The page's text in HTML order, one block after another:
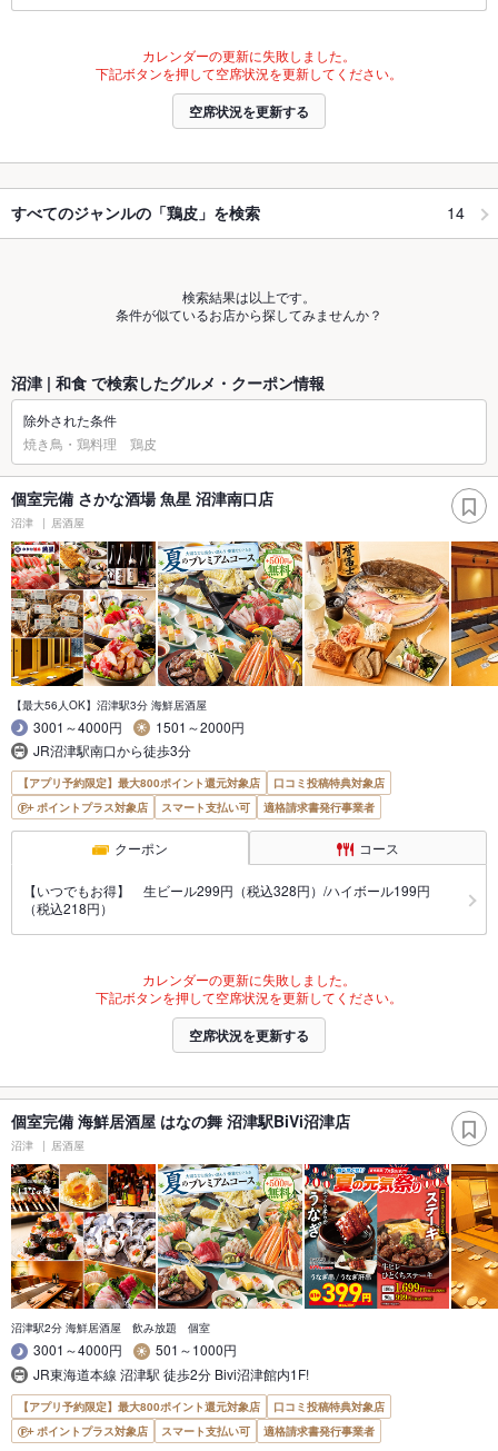
カレンダーの更新に失敗しました。
下記ボタンを押して空席状況を更新してください。
空席状況を更新する
すべてのジャンルの「鶏皮」を検索 14
検索結果は以上です。
条件が似ているお店から探してみませんか？
沼津 | 和食 で検索したグルメ・クーポン情報
除外された条件
焼き鳥・鶏料理 鶏皮
個室完備 さかな酒場 魚星 沼津南口店
沼津 居酒屋
【最大56人OK】沼津駅3分 海鮮居酒屋
3001～4000円
1501～2000円
JR沼津駅南口から徒歩3分
【アプリ予約限定】最大800ポイント還元対象店
口コミ投稿特典対象店
ポイントプラス対象店
スマート支払い可 適格請求書発行事業者
クーポン コース
【いつでもお得】 生ビール299円（税込328円）/ハイボール199円
（税込218円）
カレンダーの更新に失敗しました。
下記ボタンを押して空席状況を更新してください。
空席状況を更新する
個室完備 海鮮居酒屋 はなの舞 沼津駅BiVi沼津店
沼津 居酒屋
沼津駅2分 海鮮居酒屋 飲み放題 個室
3001～4000円
501～1000円
JR東海道本線 沼津駅 徒歩2分 Bivi沼津館内1F!
【アプリ予約限定】最大800ポイント還元対象店
口コミ投稿特典対象店
ポイントプラス対象店
スマート支払い可 適格請求書発行事業者